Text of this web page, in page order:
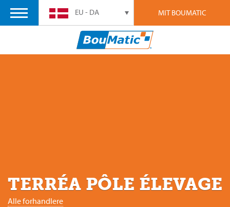
MIT BOUMATIC
EU - DA
TERRÉA PÔLE ÉLEVAGE
Alle forhandlere